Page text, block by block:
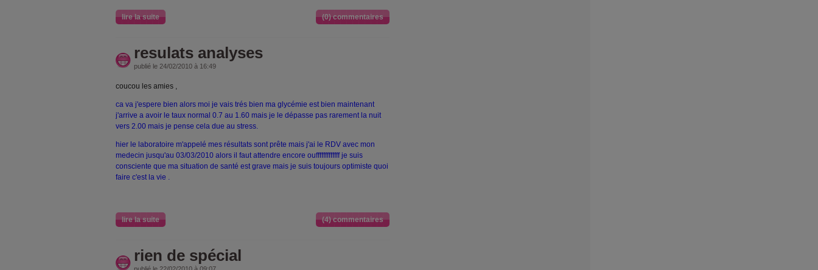
lire la suite (0) commentaires
resulats analyses
publié le 24/02/2010 à 16:49
coucou les amies ,
ca va j'espere bien alors moi je vais trés bien ma glycémie est bien maintenant
j'arrive a avoir le taux normal 0.7 au 1.60 mais je le dépasse pas rarement la nuit
vers 2.00 mais je pense cela due au stress.
hier le laboratoire m'appelé mes résultats sont prête mais j'ai le RDV avec mon
medecin jusqu'au 03/03/2010 alors il faut attendre encore oufffffffffffff je suis
consciente que ma situation de santé est grave mais je suis toujours optimiste quoi
faire c'est la vie .
lire la suite (4) commentaires
rien de spécial